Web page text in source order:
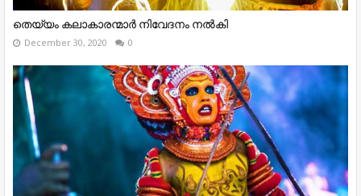
തെയ്യം കലാകാരന്മാർ നിവേദനം നൽകി
December 30, 2020 0